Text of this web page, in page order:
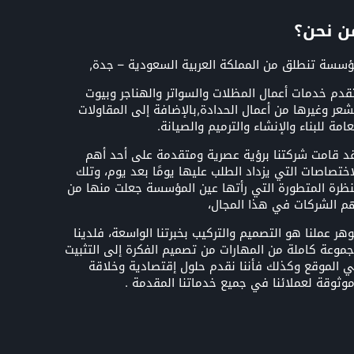
نحن؟
تنطلق من المملكة العربية السعودية – جدة,
خدمات أعمال المظلات والسواتر والهناجر وبيوت
وغيرها من أعمال الحدادة,بالإضافة إلى المقاولات
للبناء والإنشاء والترميم والصيانة.
قامت شركتنا برؤية عصرية ومتقدمة على أحد أهم
التي يزداد الطلب عليها يومًا بعد يوم، وتلك
المتطورة التي رأتها عين المؤسسة جعلت منها من
الشركات في هذا المجال،
عملنا هو التصميم والتركيب بخبرتنا الواسعة، فلدينا
كاملة من المهارات من تصميم الفكرة إلى التثبيت
الموقع وكذلك فأننا نقدم حلول إقتصادية وخلاقة
لعملائنا في جميع خدماتنا المقدمة .